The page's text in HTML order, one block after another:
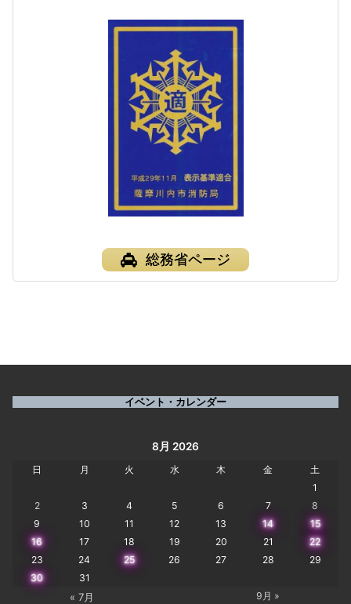
総務省ページ
イベント・カレンダー
8月 2026
日 月 火 水 木 金
土
1
2
3 4 5 6 7
8
9
10 11 12 13 14
15
16
17 18 19 20 21
22
23
24 25 26 27 28
29
30
31
« 7月 9月 »